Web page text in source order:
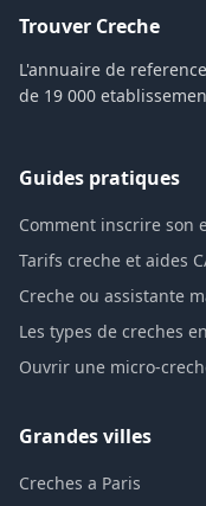
Trouver Creche
L'annuaire de
de 19 000
Guides pratiques
Comment inscrire son
Tarifs creche et aides
Creche ou assistante
Les types de creches
Ouvrir une micro-
Grandes villes
Creches a Paris